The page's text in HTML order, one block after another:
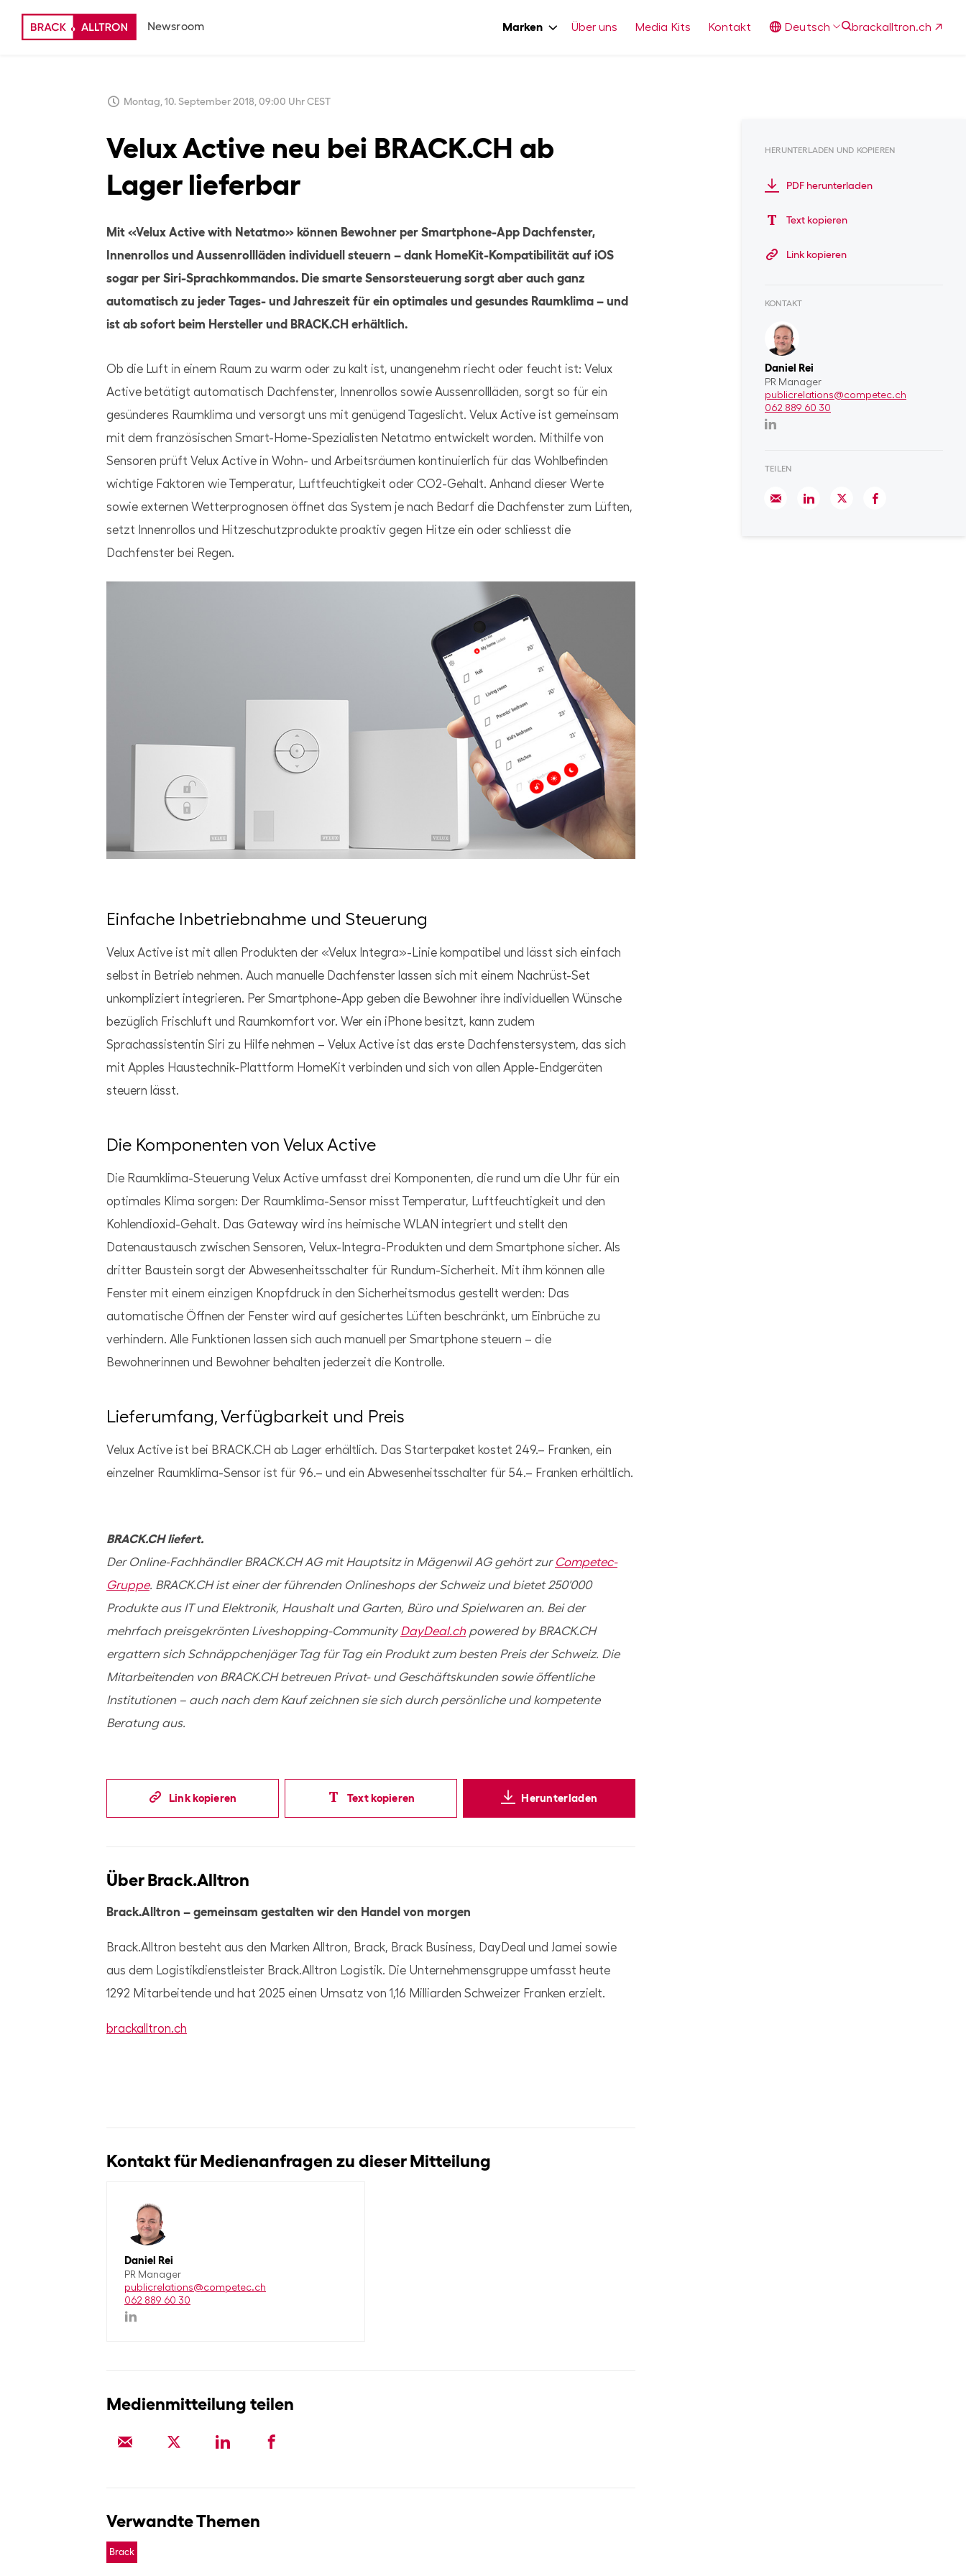
Newsroom Marken Über uns Media Kits Kontakt Deutsch brackalltron.ch
Montag, 10. September 2018, 09:00 Uhr CEST
Velux Active neu bei BRACK.CH ab
Lager lieferbar
Mit «Velux Active with Netatmo» können Bewohner per Smartphone-App Dachfenster,
Innenrollos und Aussenrollläden individuell steuern – dank HomeKit-Kompatibilität auf iOS
sogar per Siri-Sprachkommandos. Die smarte Sensorsteuerung sorgt aber auch ganz
automatisch zu jeder Tages- und Jahreszeit für ein optimales und gesundes Raumklima – und
ist ab sofort beim Hersteller und BRACK.CH erhältlich.
Ob die Luft in einem Raum zu warm oder zu kalt ist, unangenehm riecht oder feucht ist: Velux
Active betätigt automatisch Dachfenster, Innenrollos sowie Aussenrollläden, sorgt so für ein
gesünderes Raumklima und versorgt uns mit genügend Tageslicht. Velux Active ist gemeinsam
mit dem französischen Smart-Home-Spezialisten Netatmo entwickelt worden. Mithilfe von
Sensoren prüft Velux Active in Wohn- und Arbeitsräumen kontinuierlich für das Wohlbefinden
wichtige Faktoren wie Temperatur, Luftfeuchtigkeit oder CO2-Gehalt. Anhand dieser Werte
sowie externen Wetterprognosen öffnet das System je nach Bedarf die Dachfenster zum Lüften,
setzt Innenrollos und Hitzeschutzprodukte proaktiv gegen Hitze ein oder schliesst die
Dachfenster bei Regen.
Einfache Inbetriebnahme und Steuerung
Velux Active ist mit allen Produkten der «Velux Integra»-Linie kompatibel und lässt sich einfach
selbst in Betrieb nehmen. Auch manuelle Dachfenster lassen sich mit einem Nachrüst-Set
unkompliziert integrieren. Per Smartphone-App geben die Bewohner ihre individuellen Wünsche
bezüglich Frischluft und Raumkomfort vor. Wer ein iPhone besitzt, kann zudem
Sprachassistentin Siri zu Hilfe nehmen – Velux Active ist das erste Dachfenstersystem, das sich
mit Apples Haustechnik-Plattform HomeKit verbinden und sich von allen Apple-Endgeräten
steuern lässt.
Die Komponenten von Velux Active
Die Raumklima-Steuerung Velux Active umfasst drei Komponenten, die rund um die Uhr für ein
optimales Klima sorgen: Der Raumklima-Sensor misst Temperatur, Luftfeuchtigkeit und den
Kohlendioxid-Gehalt. Das Gateway wird ins heimische WLAN integriert und stellt den
Datenaustausch zwischen Sensoren, Velux-Integra-Produkten und dem Smartphone sicher. Als
dritter Baustein sorgt der Abwesenheitsschalter für Rundum-Sicherheit. Mit ihm können alle
Fenster mit einem einzigen Knopfdruck in den Sicherheitsmodus gestellt werden: Das
automatische Öffnen der Fenster wird auf gesichertes Lüften beschränkt, um Einbrüche zu
verhindern. Alle Funktionen lassen sich auch manuell per Smartphone steuern – die
Bewohnerinnen und Bewohner behalten jederzeit die Kontrolle.
Lieferumfang, Verfügbarkeit und Preis
Velux Active ist bei BRACK.CH ab Lager erhältlich. Das Starterpaket kostet 249.– Franken, ein
einzelner Raumklima-Sensor ist für 96.– und ein Abwesenheitsschalter für 54.– Franken erhältlich.
BRACK.CH liefert.
Der Online-Fachhändler BRACK.CH AG mit Hauptsitz in Mägenwil AG gehört zur Competec-
Gruppe. BRACK.CH ist einer der führenden Onlineshops der Schweiz und bietet 250'000
Produkte aus IT und Elektronik, Haushalt und Garten, Büro und Spielwaren an. Bei der
mehrfach preisgekrönten Liveshopping-Community DayDeal.chpowered by BRACK.CH
ergattern sich Schnäppchenjäger Tag für Tag ein Produkt zum besten Preis der Schweiz. Die
Mitarbeitenden von BRACK.CH betreuen Privat- und Geschäftskunden sowie öffentliche
Institutionen – auch nach dem Kauf zeichnen sie sich durch persönliche und kompetente
Beratung aus.
Link kopieren Text kopieren Herunterladen
Über Brack.Alltron
Brack.Alltron – gemeinsam gestalten wir den Handel von morgen
Brack.Alltron besteht aus den Marken Alltron, Brack, Brack Business, DayDeal und Jamei sowie
aus dem Logistikdienstleister Brack.Alltron Logistik. Die Unternehmensgruppe umfasst heute
1292 Mitarbeitende und hat 2025 einen Umsatz von 1,16 Milliarden Schweizer Franken erzielt.
brackalltron.ch
Kontakt für Medienanfragen zu dieser Mitteilung
Daniel Rei
PR Manager
publicrelations@competec.ch
062 889 60 30
Medienmitteilung teilen
Verwandte Themen
Brack
HERUNTERLADEN UND KOPIEREN
PDF herunterladen
Text kopieren
Link kopieren
KONTAKT
Daniel Rei
PR Manager
publicrelations@competec.ch
062 889 60 30
TEILEN